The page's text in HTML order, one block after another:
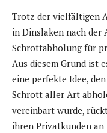
Trotz der vielfältigen
in Dinslaken nach der
Schrottabholung für
Aus diesem Grund ist
eine perfekte Idee,
Schrott aller Art
vereinbart wurde,
ihren Privatkunden